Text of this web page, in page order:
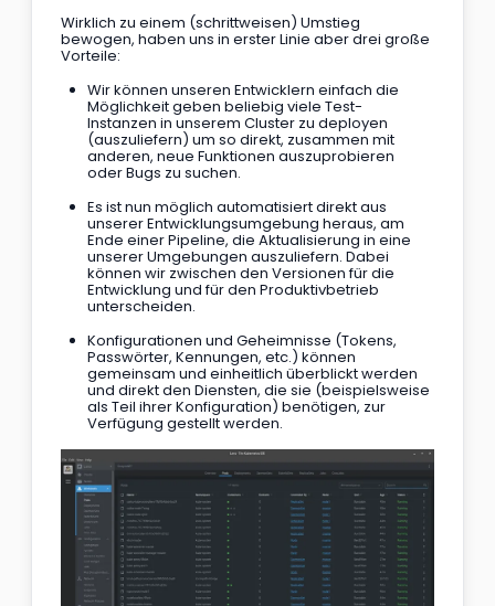
Wirklich zu einem (schrittweisen) Umstieg
bewogen, haben uns in erster Linie aber drei große
Vorteile:
Wir können unseren Entwicklern einfach die
Möglichkeit geben beliebig viele Test-
Instanzen in unserem Cluster zu deployen
(auszuliefern) um so direkt, zusammen mit
anderen, neue Funktionen auszuprobieren
oder Bugs zu suchen.
Es ist nun möglich automatisiert direkt aus
unserer Entwicklungsumgebung heraus, am
Ende einer Pipeline, die Aktualisierung in eine
unserer Umgebungen auszuliefern. Dabei
können wir zwischen den Versionen für die
Entwicklung und für den Produktivbetrieb
unterscheiden.
Konfigurationen und Geheimnisse (Tokens,
Passwörter, Kennungen, etc.) können
gemeinsam und einheitlich überblickt werden
und direkt den Diensten, die sie (beispielsweise
als Teil ihrer Konfiguration) benötigen, zur
Verfügung gestellt werden.